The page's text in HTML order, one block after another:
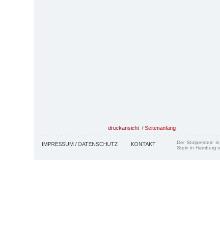
druckansicht / Seitenanfang
IMPRESSUM / DATENSCHUTZ KONTAKT
Der Stolperstein
Stein in Hamburg